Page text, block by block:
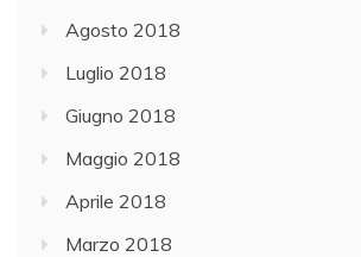
Agosto 2018
Luglio 2018
Giugno 2018
Maggio 2018
Aprile 2018
Marzo 2018